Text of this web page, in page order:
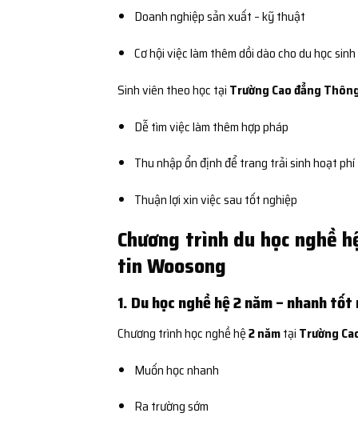
Doanh nghiệp sản xuất – kỹ thuật
Cơ hội việc làm thêm dồi dào cho du học sinh
Sinh viên theo học tại Trường Cao đẳng
Dễ tìm việc làm thêm hợp pháp
Thu nhập ổn định để trang trải sinh hoạt phí
Thuận lợi xin việc sau tốt nghiệp
Chương trình du học nghề
tin Woosong
1. Du học nghề hệ 2 năm – nhanh
Chương trình học nghề hệ2 nămtại Trường
Muốn học nhanh
Ra trường sớm